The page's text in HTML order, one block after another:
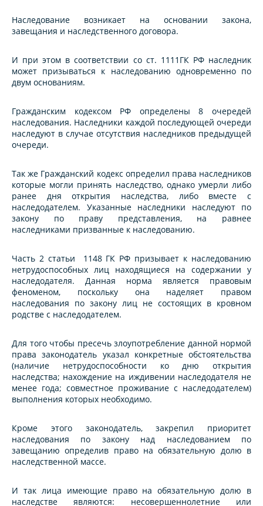
Наследование возникает на основании закона,
завещания и наследственного договора.
И при этом в соответствии со ст. 1111ГК РФ наследник
может призываться к наследованию одновременно по
двум основаниям.
Гражданским кодексом РФ определены 8 очередей
наследования. Наследники каждой последующей очереди
наследуют в случае отсутствия наследников предыдущей
очереди.
Так же Гражданский кодекс определил права наследников
которые могли принять наследство, однако умерли либо
ранее дня открытия наследства, либо вместе с
наследодателем. Указанные наследники наследуют по
закону по праву представления, на равнее
наследниками призванные к наследованию.
Часть 2 статьи 1148 ГК РФ призывает к наследованию
нетрудоспособных лиц находящиеся на содержании у
наследодателя. Данная норма является правовым
феноменом, поскольку она наделяет правом
наследования по закону лиц не состоящих в кровном
родстве с наследодателем.
Для того чтобы пресечь злоупотребление данной нормой
права законодатель указал конкретные обстоятельства
(наличие нетрудоспособности ко дню открытия
наследства; нахождение на иждивении наследодателя не
менее года; совместное проживание с наследодателем)
выполнения которых необходимо.
Кроме этого законодатель, закрепил приоритет
наследования по закону над наследованием по
завещанию определив право на обязательную долю в
наследственной массе.
И так лица имеющие право на обязательную долю в
наследстве являются: несовершеннолетние или